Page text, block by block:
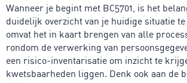
Wanneer je begint met BC5701, is het
duidelijk overzicht van je huidige situatie
omvat het in kaart brengen van alle
rondom de verwerking van
een risico-inventarisatie om inzicht te
kwetsbaarheden liggen. Denk ook aan de